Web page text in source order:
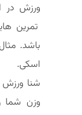
ورزش در
تمرین
باشد.
اسکی.
شنا
وزن شما